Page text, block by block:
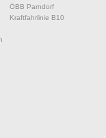
ÖBB Parndorf
Kraftfahrlinie B10